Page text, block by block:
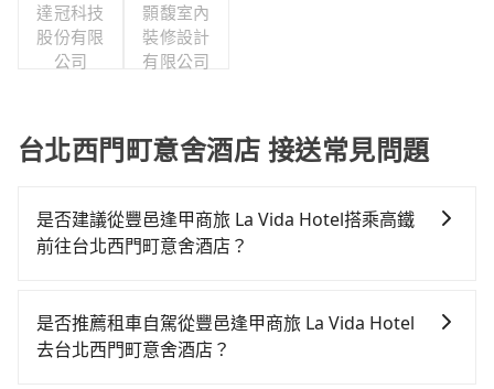
司城邦分
公司
達冠科技
股份有限
公司
顥馥室內
裝修設計
有限公司
台北西門町意舍酒店 接送常見問題
是否建議從豐邑逢甲商旅 La Vida Hotel搭乘高鐵
前往台北西門町意舍酒店？
町意舍酒店，高鐵乘坐舒適、較貴、費時！從最早06:05
一直到23:03，台中-台北一天最多有105班次高鐵可搭
是否推薦租車自駕從豐邑逢甲商旅 La Vida Hotel
去台北西門町意舍酒店？